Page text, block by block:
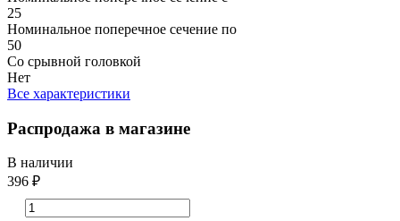
25
Номинальное поперечное сечение по
50
Со срывной головкой
Нет
Все характеристики
Распродажа в магазине
В наличии
396 ₽